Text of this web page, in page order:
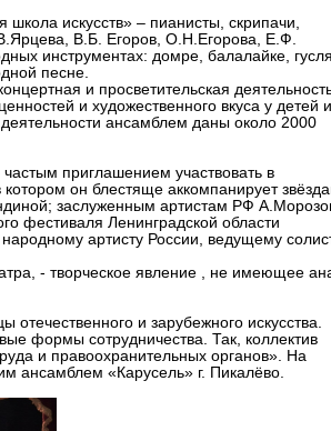
искусств» – пианисты, скрипачи,
В.Б. Егоров, О.Н.Егорова, Е.Ф.
инструментах: домре, балалайке,
песне.
и просветительская
и художественного вкуса у детей и
ансамблем даны около 2000
приглашением участвовать в
он блестяще аккомпанирует
заслуженным артистам РФ
фестиваля Ленинградской области
артисту России, ведущему
- творческое явление , не имеющее
и зарубежного искусства.
формы сотрудничества. Так, коллектив
и правоохранительных органов». На
ансамблем «Карусель» г. Пикалёво.